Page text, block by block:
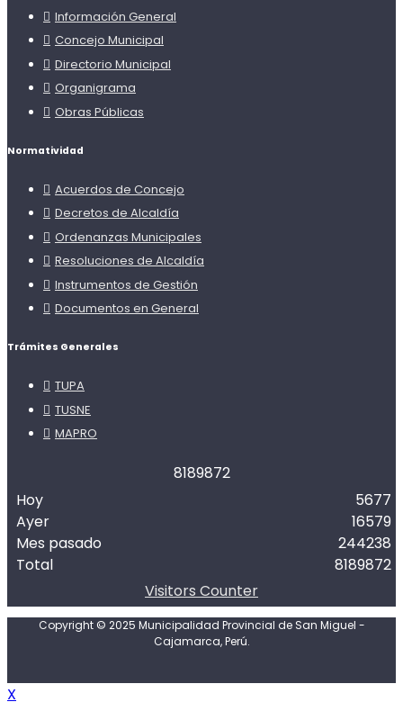
Información General
Concejo Municipal
Directorio Municipal
Organigrama
Obras Públicas
Normatividad
Acuerdos de Concejo
Decretos de Alcaldía
Ordenanzas Municipales
Resoluciones de Alcaldía
Instrumentos de Gestión
Documentos en General
Trámites Generales
TUPA
TUSNE
MAPRO
8189872
Hoy
Ayer
Mes pasado
Total
5677
16579
244238
8189872
Visitors Counter
Copyright © 2025 Municipalidad Provincial de San Miguel -
Cajamarca, Perú.
X